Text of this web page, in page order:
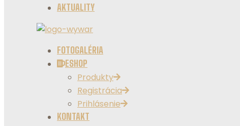
AKTUALITY
FOTOGALÉRIA
ESHOP
Produkty
Registrácia
Prihlásenie
KONTAKT